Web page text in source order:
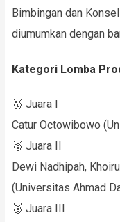
Bimbingan dan
diumumkan dengan
Kategori Lomba
🥇 Juara I
Catur Octowibowo
🥈 Juara II
Dewi Nadhipah,
(Universitas Ahmad
🥉 Juara III